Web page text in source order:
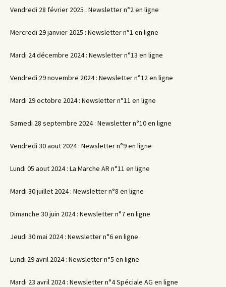
Vendredi 28 février 2025 : Newsletter n°2 en ligne
Mercredi 29 janvier 2025 : Newsletter n°1 en ligne
Mardi 24 décembre 2024 : Newsletter n°13 en ligne
Vendredi 29 novembre 2024 : Newsletter n°12 en ligne
Mardi 29 octobre 2024 : Newsletter n°11 en ligne
Samedi 28 septembre 2024 : Newsletter n°10 en ligne
Vendredi 30 aout 2024 : Newsletter n°9 en ligne
Lundi 05 aout 2024 : La Marche AR n°11 en ligne
Mardi 30 juillet 2024 : Newsletter n°8 en ligne
Dimanche 30 juin 2024 : Newsletter n°7 en ligne
Jeudi 30 mai 2024 : Newsletter n°6 en ligne
Lundi 29 avril 2024 : Newsletter n°5 en ligne
Mardi 23 avril 2024 : Newsletter n°4 Spéciale AG en ligne